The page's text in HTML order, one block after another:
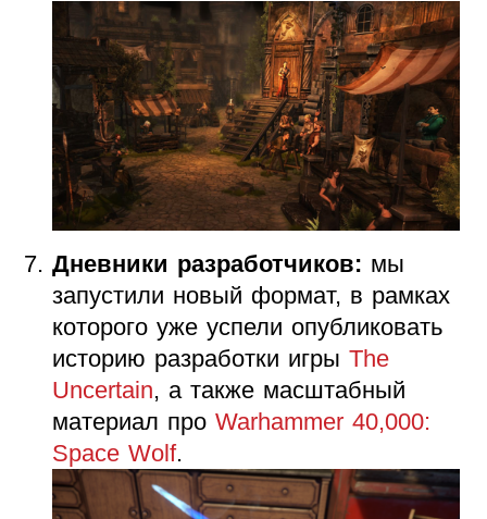
Дневники разработчиков: мы
запустили новый формат, в рамках
которого уже успели опубликовать
историю разработки игры The
Uncertain, а также масштабный
материал про Warhammer 40,000:
Space Wolf.